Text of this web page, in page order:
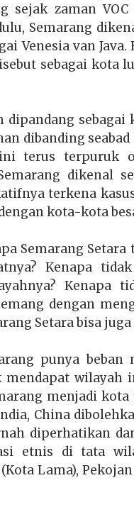
sejak zaman
Semarang
Venesia van
sebagai kota
dipandang
dibanding
ini terus
dikenal
terkena
kota-kota
Semarang
Kenapa
Kenapa
dengan
Setara bisa
punya
mendapat
menjadi
China
diperhatikan
etnis di tata
Lama),